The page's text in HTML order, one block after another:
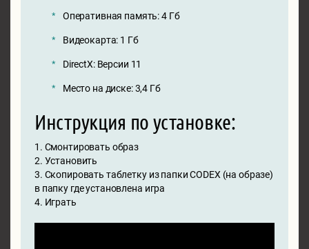
Оперативная память: 4 Гб
Видеокарта: 1 Гб
DirectX: Версии 11
Место на диске: 3,4 Гб
Инструкция по установке:
1. Смонтировать образ
2. Установить
3. Скопировать таблетку из папки CODEX (на образе)
в папку где установлена игра
4. Играть